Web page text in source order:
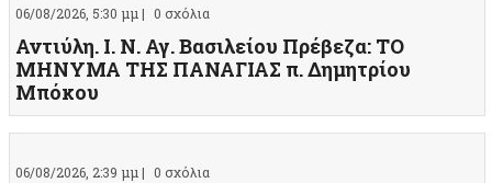
06/08/2026, 5:30 μμ | 0 σχόλια
Αντιύλη. Ι. Ν. Αγ. Βασιλείου Πρέβεζα: ΤΟ
ΜΗΝΥΜΑ ΤΗΣ ΠΑΝΑΓΙΑΣ π. Δημητρίου
Μπόκου
06/08/2026, 2:39 μμ | 0 σχόλια